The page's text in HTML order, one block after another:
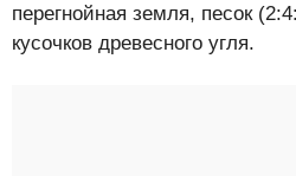
перегнойная земля, песок
кусочков древесного угля.